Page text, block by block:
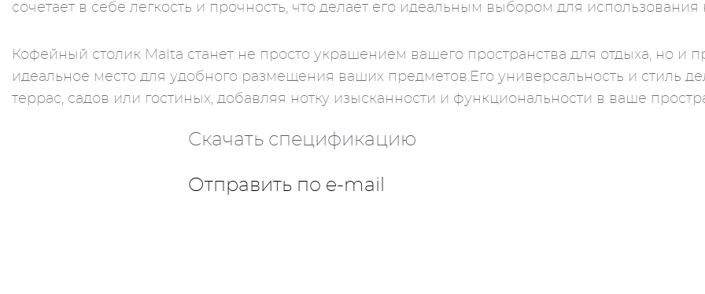
сочетает в себе легкость и прочность, что делает его идеальным выбором для использования
Кофейный столик Malta станет не просто украшением вашего пространства для отдыха, но и
идеальное место для удобного размещения ваших предметов.Его универсальность и стиль
террас, садов или гостиных, добавляя нотку изысканности и функциональности в ваше
Скачать спецификацию
Отправить по e-mail